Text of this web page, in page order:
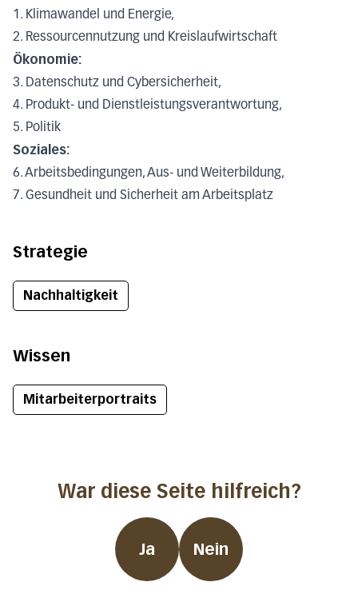
1. Klimawandel und Energie,
2. Ressourcennutzung und Kreislaufwirtschaft
Ökonomie:
3. Datenschutz und Cybersicherheit,
4. Produkt- und Dienstleistungsverantwortung,
5. Politik
Soziales:
6. Arbeitsbedingungen, Aus- und Weiterbildung,
7. Gesundheit und Sicherheit am Arbeitsplatz
Strategie
Nachhaltigkeit
Wissen
Mitarbeiterportraits
War diese Seite hilfreich?
Ja Nein